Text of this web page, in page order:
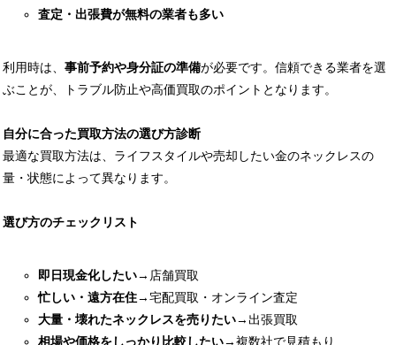
査定・出張費が無料の業者も多い
利用時は、 事前予約や身分証の準備が必要です。信頼できる業者を選
ぶことが、トラブル防止や高価買取のポイントとなります。
自分に合った買取方法の選び方診断
最適な買取方法は、ライフスタイルや売却したい金のネックレスの
量・状態によって異なります。
選び方のチェックリスト
即日現金化したい→店舗買取
忙しい・遠方在住→宅配買取・オンライン査定
大量・壊れたネックレスを売りたい→出張買取
相場や価格をしっかり比較したい→複数社で見積もり